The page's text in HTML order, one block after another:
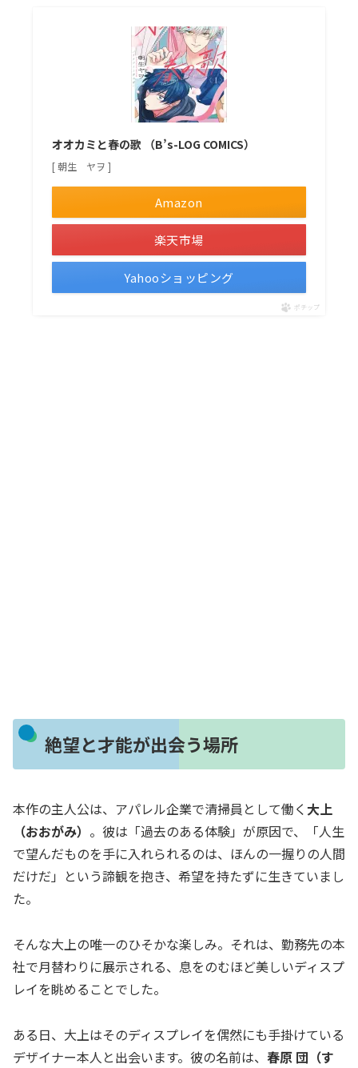
オオカミと春の歌 （B’s-LOG COMICS）
[ 朝生 ヤヲ ]
Amazon
楽天市場
Yahooショッピング
ポチップ
絶望と才能が出会う場所
本作の主人公は、アパレル企業で清掃員として働く 大上
（おおがみ） 。彼は「過去のある体験」が原因で、「人生
で望んだものを手に入れられるのは、ほんの一握りの人間
だけだ」という諦観を抱き、希望を持たずに生きていまし
た。
そんな大上の唯一のひそかな楽しみ。それは、勤務先の本
社で月替わりに展示される、息をのむほど美しいディスプ
レイを眺めることでした。
ある日、大上はそのディスプレイを偶然にも手掛けている
デザイナー本人と出会います。彼の名前は、 春原 団（す